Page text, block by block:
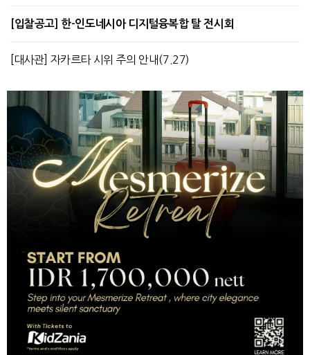
[입찰공고] 한-인도네시아 디지털융복합 탈 전시회
[대사관] 자카르타 시위 주의 안내(7.27)